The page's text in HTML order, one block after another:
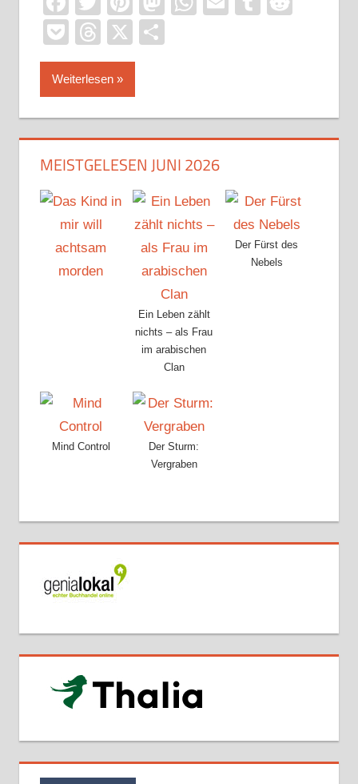
PocketThreads
X
Weiterlesen
MEISTGELESEN JUNI 2026
Ein Leben zählt
nichts – als Frau
im arabischen
Clan
Der Fürst des
Nebels
Mind Control
Der Sturm:
Vergraben